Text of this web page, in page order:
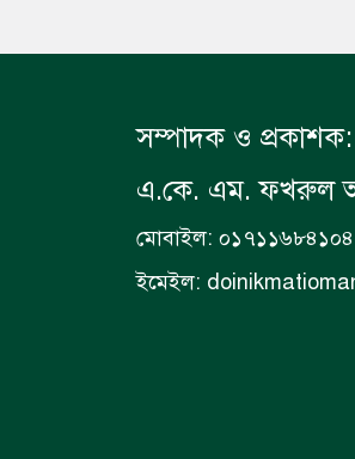
সম্পাদক ও প্রকাশক:
এ.কে. এম. ফখরুল
মোবাইল:
ইমেইল: